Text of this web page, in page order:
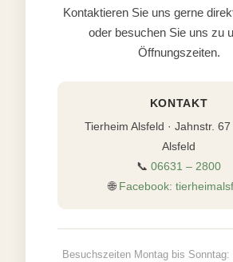
Kontaktieren Sie uns gerne
oder besuchen Sie uns zu
Öffnungszeiten.
KONTAKT
Tierheim Alsfeld · Jahnstr. 67
Alsfeld
📞 06631 – 2800
🌐 Facebook:
Besuchszeiten Montag bis Sonntag: